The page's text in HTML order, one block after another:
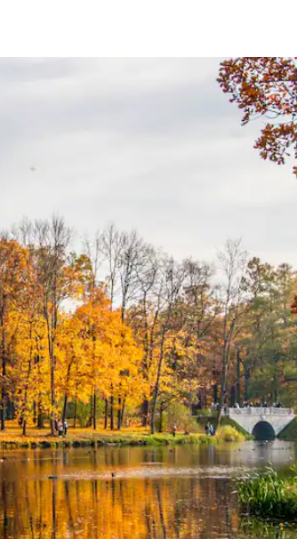
le bas pour les parcourir ou en appuyant et en